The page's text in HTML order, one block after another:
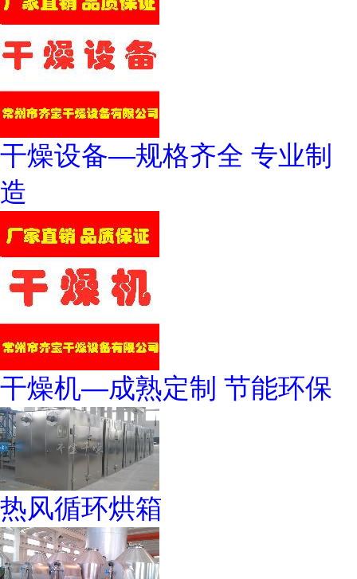
干燥设备—规格齐全 专业制
造
干燥机—成熟定制 节能环保
热风循环烘箱